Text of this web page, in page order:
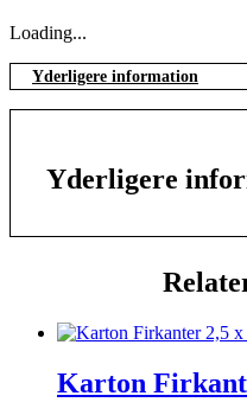
Loading...
Yderligere information
Yderligere
Karton